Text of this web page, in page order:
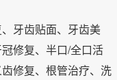
牙齿贴面、牙齿美
修复、半口/全口活
修复、根管治疗、洗